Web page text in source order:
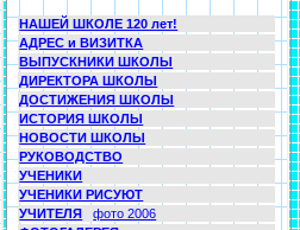
НАШЕЙ ШКОЛЕ 120 лет!
АДРЕС и ВИЗИТКА
ВЫПУСКНИКИ ШКОЛЫ
ДИРЕКТОРА ШКОЛЫ
ДОСТИЖЕНИЯ ШКОЛЫ
ИСТОРИЯ ШКОЛЫ
НОВОСТИ ШКОЛЫ
РУКОВОДСТВО
УЧЕНИКИ
УЧЕНИКИ РИСУЮТ
УЧИТЕЛЯ
фото 2006